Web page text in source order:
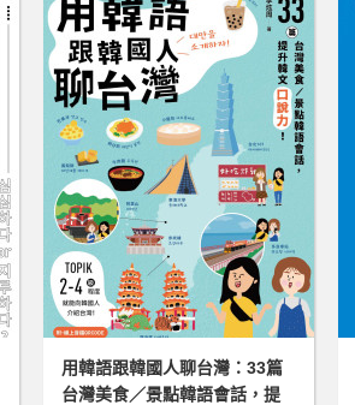
用韓語跟韓國人聊台灣：33篇
台灣美食／景點韓語會話，提